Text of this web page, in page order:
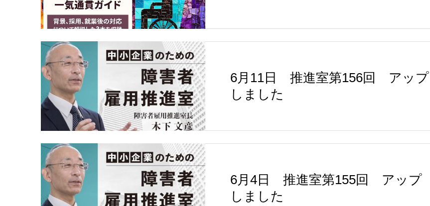
6月11日 推進室第156回 アップ
しました
6月4日 推進室第155回 アップ
しました